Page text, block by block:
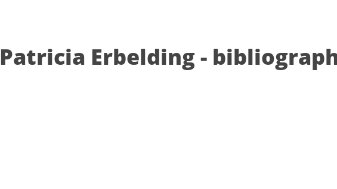
Patricia Erbelding -